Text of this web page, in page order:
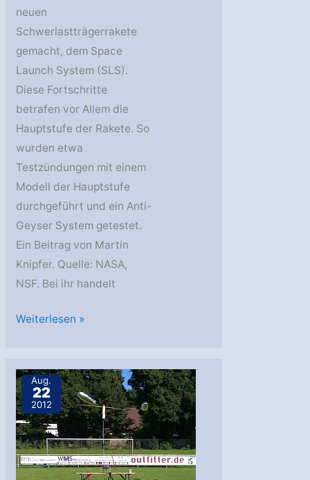
neuen
Schwerlastträgerrakete
gemacht, dem Space
Launch System (SLS).
Diese Fortschritte
betrafen vor Allem die
Hauptstufe der Rakete. So
wurden etwa
Testzündungen mit einem
Modell der Hauptstufe
durchgeführt und ein Anti-
Geyser System getestet.
Ein Beitrag von Martin
Knipfer. Quelle: NASA,
NSF. Bei ihr handelt
SLS:
die
Hauptstufe
Weiterlesen »
Aug.
22
2012